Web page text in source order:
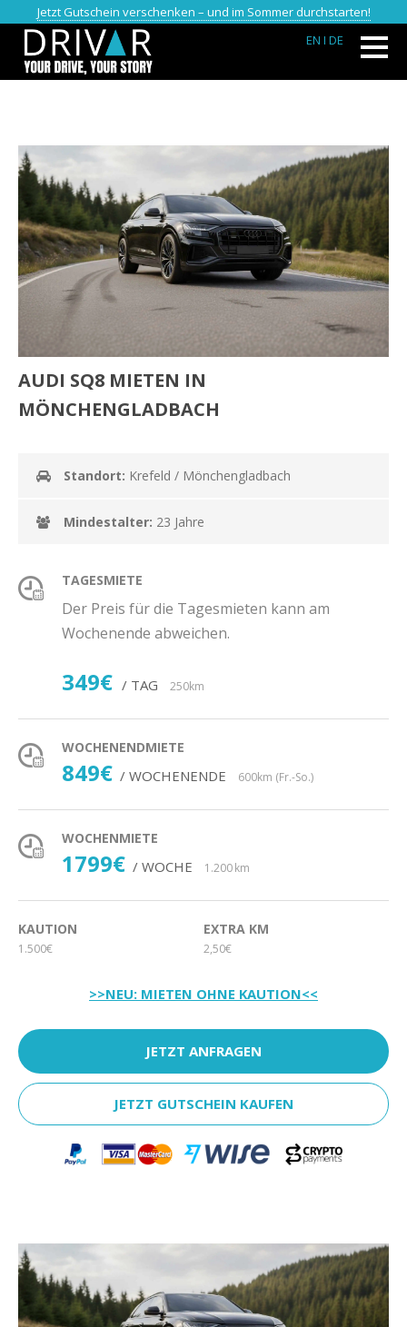
Jetzt Gutschein verschenken – und im Sommer durchstarten!
EN I DE
AUDI SQ8 MIETEN IN
MÖNCHENGLADBACH
Standort: Krefeld / Mönchengladbach
Mindestalter: 23 Jahre
TAGESMIETE
Der Preis für die Tagesmieten kann am
Wochenende abweichen.
349€ / TAG 250km
WOCHENENDMIETE
849€ / WOCHENENDE 600km (Fr.-So.)
WOCHENMIETE
1799€ / WOCHE 1.200 km
KAUTION
1.500€
EXTRA KM
2,50€
>>NEU: MIETEN OHNE KAUTION<<
JETZT ANFRAGEN
JETZT GUTSCHEIN KAUFEN